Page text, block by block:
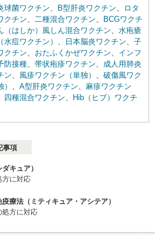
球菌ワクチン、 B型肝炎ワクチン、
ロタ
クチン、 二種混合ワクチン、
BCGワクチ
（はしか）風しん混合ワクチン、 水疱瘡
水痘ワクチン） 、 日本脳炎ワクチン、 子
クチン、 おたふくかぜワクチン、 インフ
防接種、 帯状疱疹ワクチン、 成人用肺炎
ン、 風疹ワクチン（単独） 、 破傷風ワク
、 A型肝炎ワクチン、 麻疹ワクチン
四種混合ワクチン、
Hib（ヒブ）ワクチ
事項
キュア）
方に対応
療法（ミティキュア・アシテア）
処方に対応